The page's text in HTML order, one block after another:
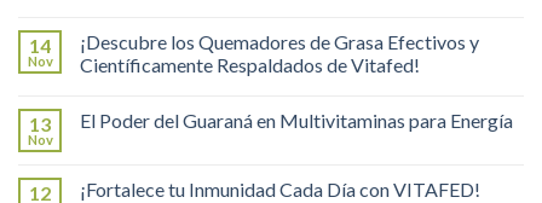
14
Nov
¡Descubre los Quemadores de Grasa Efectivos y
Científicamente Respaldados de Vitafed!
13
Nov
El Poder del Guaraná en Multivitaminas para Energía
12 ¡Fortalece tu Inmunidad Cada Día con VITAFED!